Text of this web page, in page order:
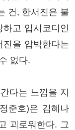
건, 한서진은 불
고 입시코디인
진을 압박한다는
없다.
다는 느낌을 지
준호)은 김혜나
괴로워한다. 그